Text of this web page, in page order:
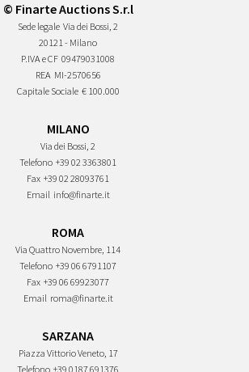
© Finarte Auctions S.r.l
Sede legale Via dei Bossi, 2
20121 - Milano
P.IVA e CF 09479031008
REA MI-2570656
Capitale Sociale € 100.000
MILANO
Via dei Bossi, 2
Telefono +39 02 3363801
Fax +39 02 28093761
Email info@finarte.it
ROMA
Via Quattro Novembre, 114
Telefono +39 06 6791107
Fax +39 06 69923077
Email roma@finarte.it
SARZANA
Piazza Vittorio Veneto, 17
Telefono +39 0187 691376